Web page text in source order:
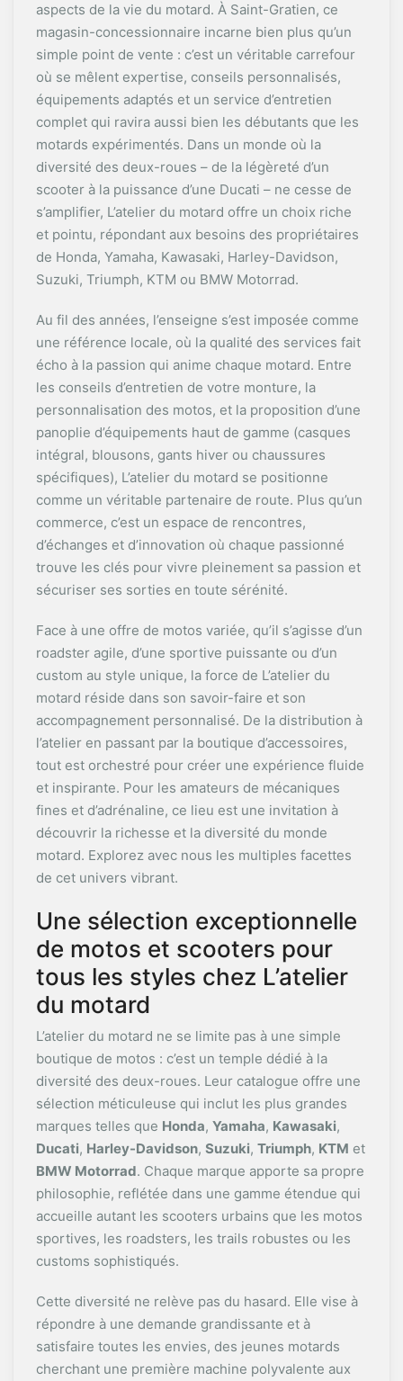
aspects de la vie du motard. À Saint-Gratien, ce
magasin-concessionnaire incarne bien plus qu’un
simple point de vente : c’est un véritable carrefour
où se mêlent expertise, conseils personnalisés,
équipements adaptés et un service d’entretien
complet qui ravira aussi bien les débutants que les
motards expérimentés. Dans un monde où la
diversité des deux-roues – de la légèreté d’un
scooter à la puissance d’une Ducati – ne cesse de
s’amplifier, L’atelier du motard offre un choix riche
et pointu, répondant aux besoins des propriétaires
de Honda, Yamaha, Kawasaki, Harley-Davidson,
Suzuki, Triumph, KTM ou BMW Motorrad.
Au fil des années, l’enseigne s’est imposée comme
une référence locale, où la qualité des services fait
écho à la passion qui anime chaque motard. Entre
les conseils d’entretien de votre monture, la
personnalisation des motos, et la proposition d’une
panoplie d’équipements haut de gamme (casques
intégral, blousons, gants hiver ou chaussures
spécifiques), L’atelier du motard se positionne
comme un véritable partenaire de route. Plus qu’un
commerce, c’est un espace de rencontres,
d’échanges et d’innovation où chaque passionné
trouve les clés pour vivre pleinement sa passion et
sécuriser ses sorties en toute sérénité.
Face à une offre de motos variée, qu’il s’agisse d’un
roadster agile, d’une sportive puissante ou d’un
custom au style unique, la force de L’atelier du
motard réside dans son savoir-faire et son
accompagnement personnalisé. De la distribution à
l’atelier en passant par la boutique d’accessoires,
tout est orchestré pour créer une expérience fluide
et inspirante. Pour les amateurs de mécaniques
fines et d’adrénaline, ce lieu est une invitation à
découvrir la richesse et la diversité du monde
motard. Explorez avec nous les multiples facettes
de cet univers vibrant.
Une sélection exceptionnelle
de motos et scooters pour
tous les styles chez L’atelier
du motard
L’atelier du motard ne se limite pas à une simple
boutique de motos : c’est un temple dédié à la
diversité des deux-roues. Leur catalogue offre une
sélection méticuleuse qui inclut les plus grandes
marques telles que Honda, Yamaha, Kawasaki,
Ducati, Harley-Davidson, Suzuki, Triumph, KTM et
BMW Motorrad. Chaque marque apporte sa propre
philosophie, reflétée dans une gamme étendue qui
accueille autant les scooters urbains que les motos
sportives, les roadsters, les trails robustes ou les
customs sophistiqués.
Cette diversité ne relève pas du hasard. Elle vise à
répondre à une demande grandissante et à
satisfaire toutes les envies, des jeunes motards
cherchant une première machine polyvalente aux